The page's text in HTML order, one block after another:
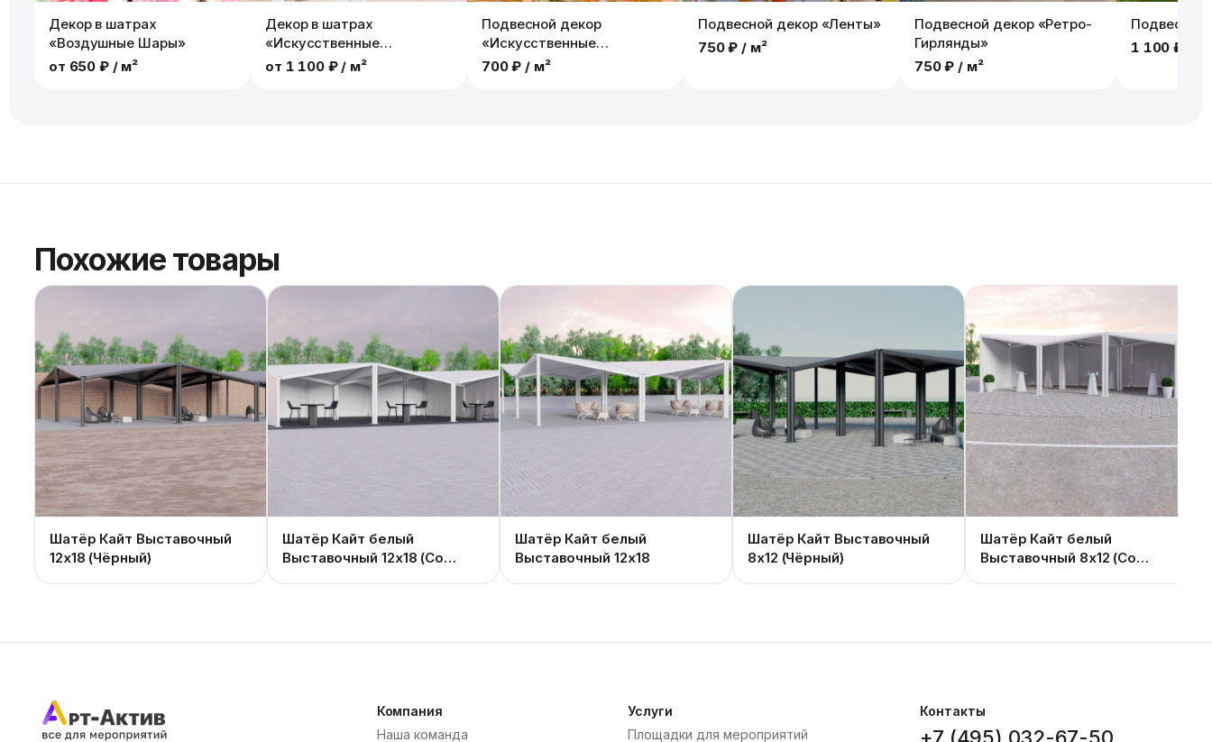
Декор в шатрах
«Воздушные Шары»
от 650 ₽/ м²
Декор в шатрах
«Искусственные
Растения»
от 1 100 ₽/ м²
Подвесной декор
«Искусственные
Растения»
700 ₽ / м²
Подвесной декор «Ленты»
750 ₽ / м²
Подвесной декор «Ретро-
Гирлянды»
750 ₽ / м²
Подвесной
1 100 ₽
Похожие товары
Шатёр Кайт Выставочный
12x18 (Чёрный)
Шатёр Кайт белый
Выставочный 12x18 (Со
Шатёр Кайт белый
Выставочный 12x18
Шатёр Кайт Выставочный
8x12 (Чёрный)
Шатёр Кайт белый
Выставочный 8x12 (Со
Компания
Наша команда
Услуги
Площадки для мероприятий
Контакты